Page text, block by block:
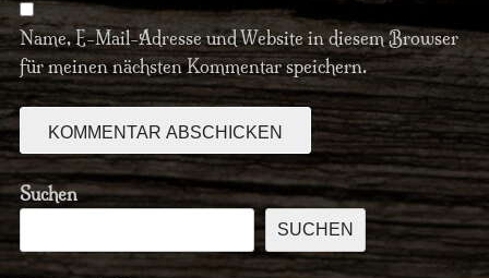
Name, E-Mail-Adresse und Website in diesem Browser
für meinen nächsten Kommentar speichern.
Suchen
SUCHEN